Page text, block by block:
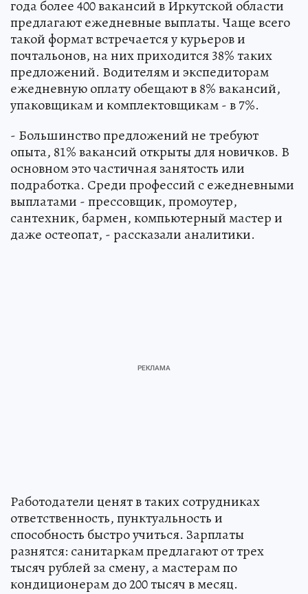
года более 400 вакансий в Иркутской области
предлагают ежедневные выплаты. Чаще всего
такой формат встречается у курьеров и
почтальонов, на них приходится 38% таких
предложений. Водителям и экспедиторам
ежедневную оплату обещают в 8% вакансий,
упаковщикам и комплектовщикам - в 7%.
- Большинство предложений не требуют
опыта, 81% вакансий открыты для новичков. В
основном это частичная занятость или
подработка. Среди профессий с ежедневными
выплатами - прессовщик, промоутер,
сантехник, бармен, компьютерный мастер и
даже остеопат, - рассказали аналитики.
Работодатели ценят в таких сотрудниках
ответственность, пунктуальность и
способность быстро учиться. Зарплаты
разнятся: санитаркам предлагают от трех
тысяч рублей за смену, а мастерам по
кондиционерам до 200 тысяч в месяц.